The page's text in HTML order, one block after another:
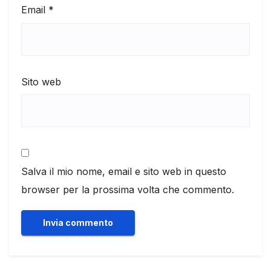
Email *
Sito web
Salva il mio nome, email e sito web in questo
browser per la prossima volta che commento.